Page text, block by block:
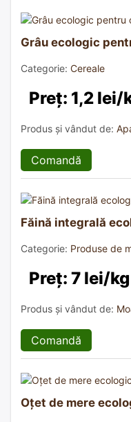
Grâu ecologic
Categorie: Cereale
Preț: 1,2 lei/
Produs și vândut de:
Comandă
Făină integrală
Categorie: Produse de
Preț: 7 lei/kg
Produs și vândut de:
Comandă
Oțet de mere